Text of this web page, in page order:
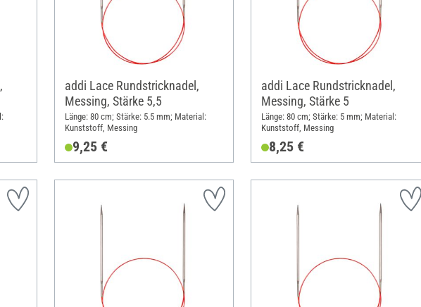
addi Lace Rundstricknadel,
Messing, Stärke 5,5
Länge: 80 cm; Stärke: 5.5 mm; Material:
Kunststoff, Messing
9,25 €
addi Lace Rundstricknadel,
Messing, Stärke 5
Länge: 80 cm; Stärke: 5 mm; Material:
Kunststoff, Messing
8,25 €